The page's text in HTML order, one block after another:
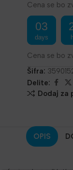
Cena se bo
03
days
Cena se bo
Šifra:
Delite:
Dodaj za
OPIS